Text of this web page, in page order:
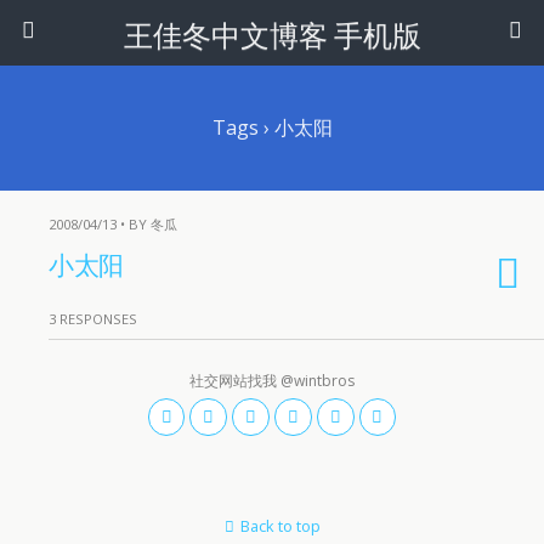
王佳冬中文博客 手机版
Tags › 小太阳
2008/04/13 • BY 冬瓜
小太阳
3 RESPONSES
社交网站找我 @wintbros
Back to top